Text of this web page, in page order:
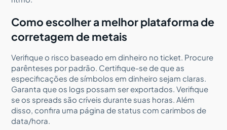
Como escolher a melhor plataforma de
corretagem de metais
Verifique o risco baseado em dinheiro no ticket. Procure
parênteses por padrão. Certifique-se de que as
especificações de símbolos em dinheiro sejam claras.
Garanta que os logs possam ser exportados. Verifique
se os spreads são críveis durante suas horas. Além
disso, confira uma página de status com carimbos de
data/hora.